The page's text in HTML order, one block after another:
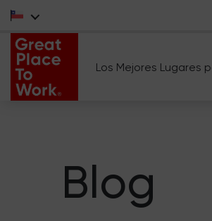
Los Mejores Lugares
Blog